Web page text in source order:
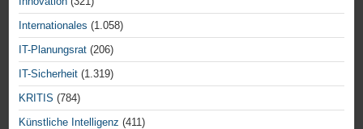
Internationales (1.058)
IT-Planungsrat (206)
IT-Sicherheit (1.319)
KRITIS (784)
Künstliche Intelligenz (411)